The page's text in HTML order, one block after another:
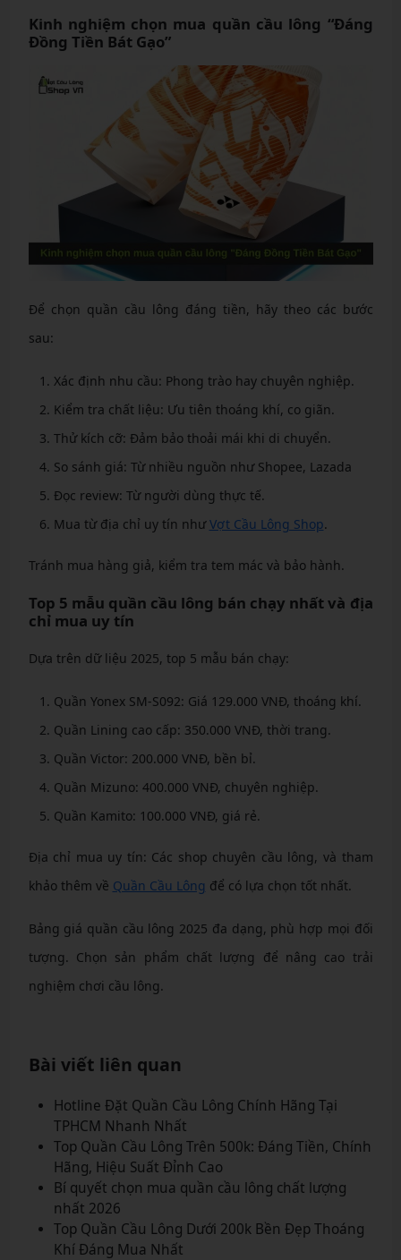
Kinh nghiệm chọn mua quần cầu lông “Đáng
Đồng Tiền Bát Gạo”
Để chọn quần cầu lông đáng tiền, hãy theo các bước
sau:
Xác định nhu cầu: Phong trào hay chuyên nghiệp.
Kiểm tra chất liệu: Ưu tiên thoáng khí, co giãn.
Thử kích cỡ: Đảm bảo thoải mái khi di chuyển.
So sánh giá: Từ nhiều nguồn như Shopee, Lazada
Đọc review: Từ người dùng thực tế.
Mua từ địa chỉ uy tín nhưVợt Cầu Lông Shop.
Tránh mua hàng giả, kiểm tra tem mác và bảo hành.
Top 5 mẫu quần cầu lông bán chạy nhất và địa
chỉ mua uy tín
Dựa trên dữ liệu 2025, top 5 mẫu bán chạy:
Quần Yonex SM-S092: Giá 129.000 VNĐ, thoáng khí.
Quần Lining cao cấp: 350.000 VNĐ, thời trang.
Quần Victor: 200.000 VNĐ, bền bỉ.
Quần Mizuno: 400.000 VNĐ, chuyên nghiệp.
Quần Kamito: 100.000 VNĐ, giá rẻ.
Địa chỉ mua uy tín: Các shop chuyên cầu lông, và tham
khảo thêm về Quần Cầu Lông để có lựa chọn tốt nhất.
Bảng giá quần cầu lông 2025 đa dạng, phù hợp mọi đối
tượng. Chọn sản phẩm chất lượng để nâng cao trải
nghiệm chơi cầu lông.
Bài viết liên quan
Hotline Đặt Quần Cầu Lông Chính Hãng Tại
TPHCM Nhanh Nhất
Top Quần Cầu Lông Trên 500k: Đáng Tiền, Chính
Hãng, Hiệu Suất Đỉnh Cao
Bí quyết chọn mua quần cầu lông chất lượng
nhất 2026
Top Quần Cầu Lông Dưới 200k Bền Đẹp Thoáng
Khí Đáng Mua Nhất